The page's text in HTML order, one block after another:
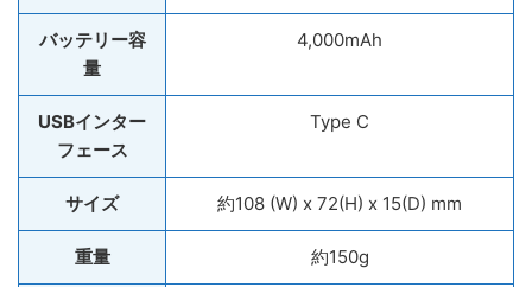
バッテリー容
量
4,000mAh
USBインター
フェース
Type C
サイズ 約108 (W) x 72(H) x 15(D) mm
重量 約150g